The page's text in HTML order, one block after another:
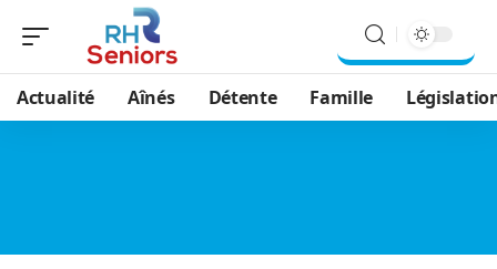
Actualité Aînés Détente Famille